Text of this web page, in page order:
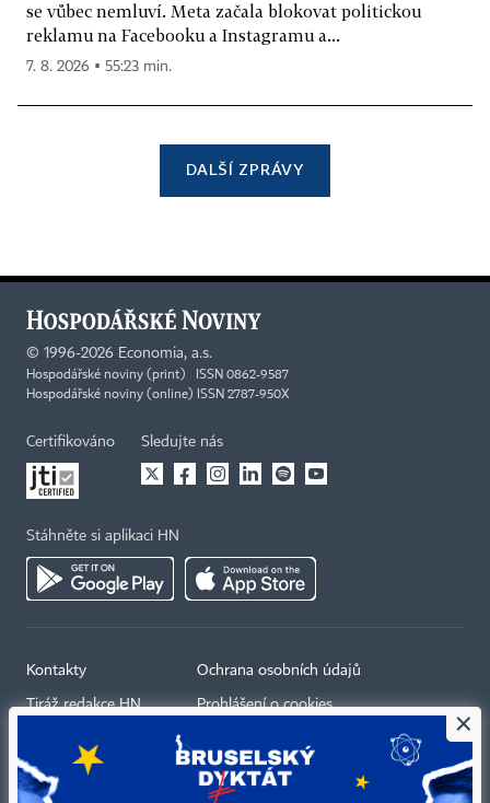
se vůbec nemluví. Meta začala blokovat politickou
reklamu na Facebooku a Instagramu a...
7. 8. 2026 ▪ 55:23 min.
DALŠÍ ZPRÁVY
© 1996-2026 Economia, a.s.
Hospodářské noviny (print) ISSN 0862-9587
Hospodářské noviny (online) ISSN 2787-950X
Certifikováno Sledujte nás
Stáhněte si aplikaci HN
Kontakty
Tiráž redakce HN
Kariéra v HN
Ochrana osobních údajů
Prohlášení o cookies
Všeobecné smluvní podmínky
×